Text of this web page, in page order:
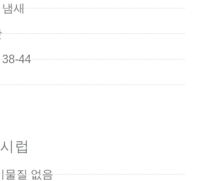
새
44
럽
물질 없음